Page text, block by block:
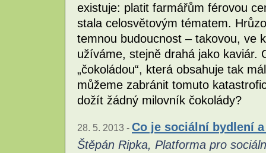
existuje: platit farmářům férovou
stala celosvětovým tématem.
temnou budoucnost – takovou, ve
užíváme, stejně drahá jako kaviár.
„čokoládou“, která obsahuje tak
můžeme zabránit tomuto
dožít žádný milovník čokolády?
28. 5. 2013 - Co je sociální bydlení
Štěpán Ripka, Platforma pro